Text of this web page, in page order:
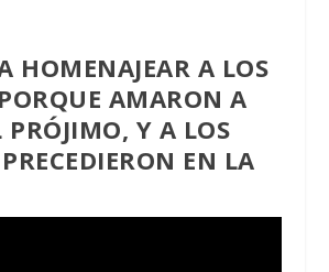
HOMENAJEAR A LOS
AMARON A
PRÓJIMO, Y A LOS
EN LA